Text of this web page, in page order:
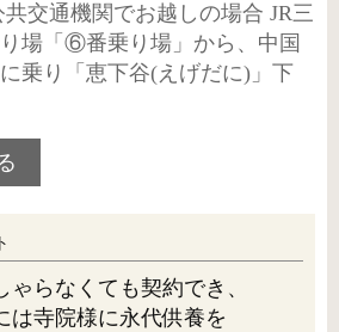
交通機関でお越しの場合 JR三
場「⑥番乗り場」から、中国
乗り「恵下谷(えげだに)」下
らなくても契約でき、
は寺院様に永代供養を